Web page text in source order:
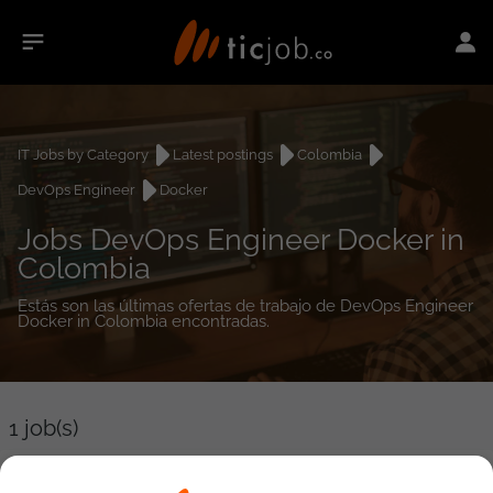
IT Jobs by Category Latest postings
Colombia
DevOps Engineer
Docker
Jobs DevOps Engineer Docker in
Colombia
Estás son las últimas ofertas de trabajo de DevOps Engineer
Docker in Colombia encontradas.
1 job(s)